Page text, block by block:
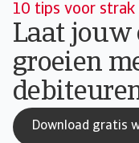
10 tips voor strak
Laat jouw
groeien
Download gratis